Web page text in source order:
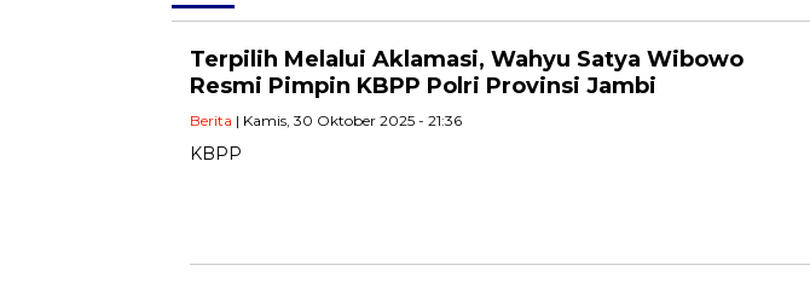
Terpilih Melalui Aklamasi, Wahyu Satya Wibowo
Resmi Pimpin KBPP Polri Provinsi Jambi
Berita | Kamis, 30 Oktober 2025 - 21:36
KBPP